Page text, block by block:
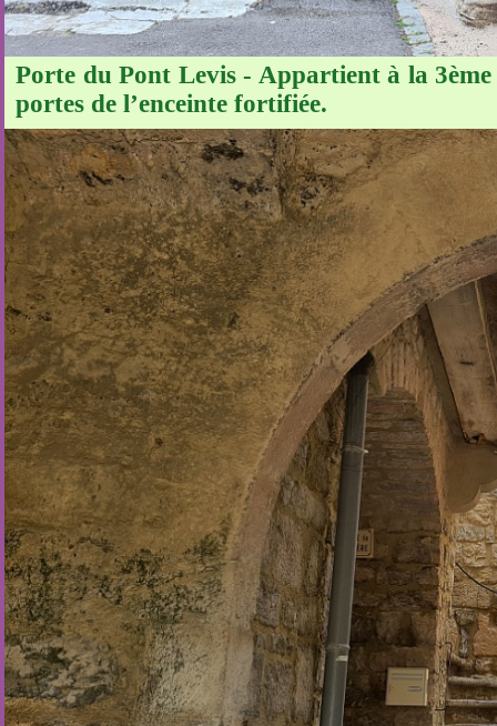
Porte du Pont Levis - Appartient à la
portes de l’enceinte fortifiée.